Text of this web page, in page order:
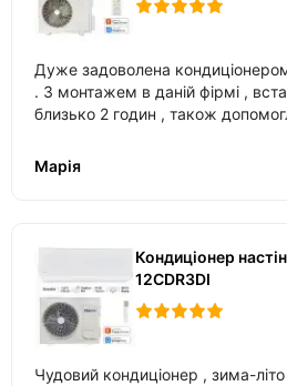
Дуже задоволена
. З монтажем в даній фірмі , встановлення зайняло
близько 2 годин , також допомогли налаштувати
Марія
Кондиціонер
12CDR3DI
Чудовий кондиціонер , зима-